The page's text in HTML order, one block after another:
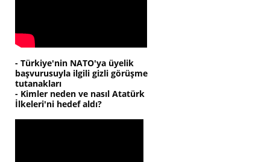
- Türkiye'nin NATO'ya üyelik
başvurusuyla ilgili gizli görüşme
tutanakları
- Kimler neden ve nasıl Atatürk
İlkeleri'ni hedef aldı?